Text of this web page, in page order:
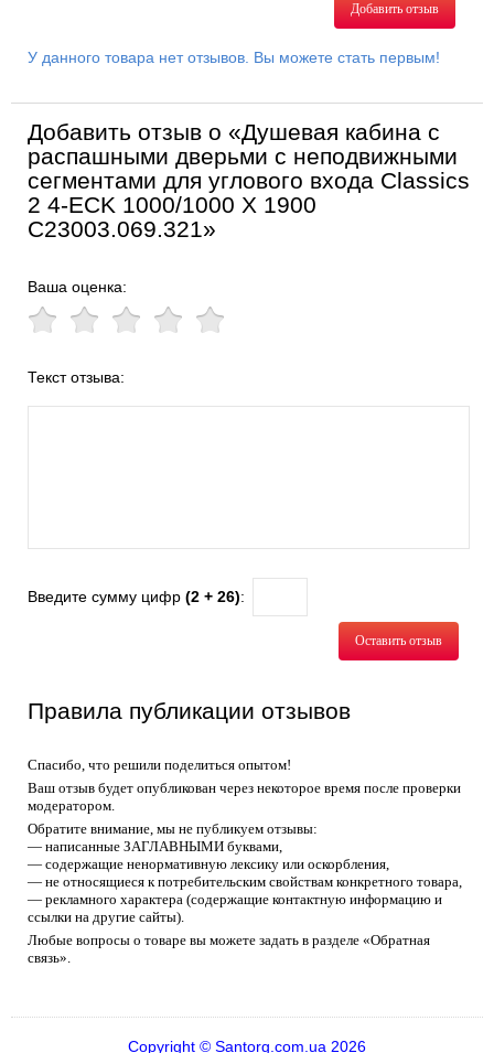
Добавить отзыв
У данного товара нет отзывов. Вы можете стать первым!
Добавить отзыв о «Душевая кабина с
распашными дверьми с неподвижными
сегментами для углового входа Classics
2 4-ECK 1000/1000 X 1900
C23003.069.321»
Ваша оценка:
Текст отзыва:
Введите сумму цифр (2 + 26):
Оставить отзыв
Правила публикации отзывов
Спасибо, что решили поделиться опытом!
Ваш отзыв будет опубликован через некоторое время после проверки
модератором.
Обратите внимание, мы не публикуем отзывы:
— написанные ЗАГЛАВНЫМИ буквами,
— содержащие ненормативную лексику или оскорбления,
— не относящиеся к потребительским свойствам конкретного товара,
— рекламного характера (содержащие контактную информацию и
ссылки на другие сайты).
Любые вопросы о товаре вы можете задать в разделе «Обратная
связь».
Copyright © Santorg.com.ua 2026